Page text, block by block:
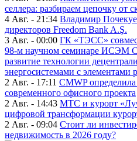
селлера: разбираем цепочку от
4 Авг. - 21:34 Владимир
директоров Freedom Bank A.Ş.
3 Авг. - 00:00 ГК «ТЭСС»
98-м научном семинаре ИСЭМ
развитие технологии
энергосистемами с элементами
2 Авг. - 17:11 CMWP
современного офисного проекта
2 Авг. - 14:43 МТС и курорт
цифровой трансформации
2 Авг. - 09:04 Стоит ли
недвижимость в 2026 году?